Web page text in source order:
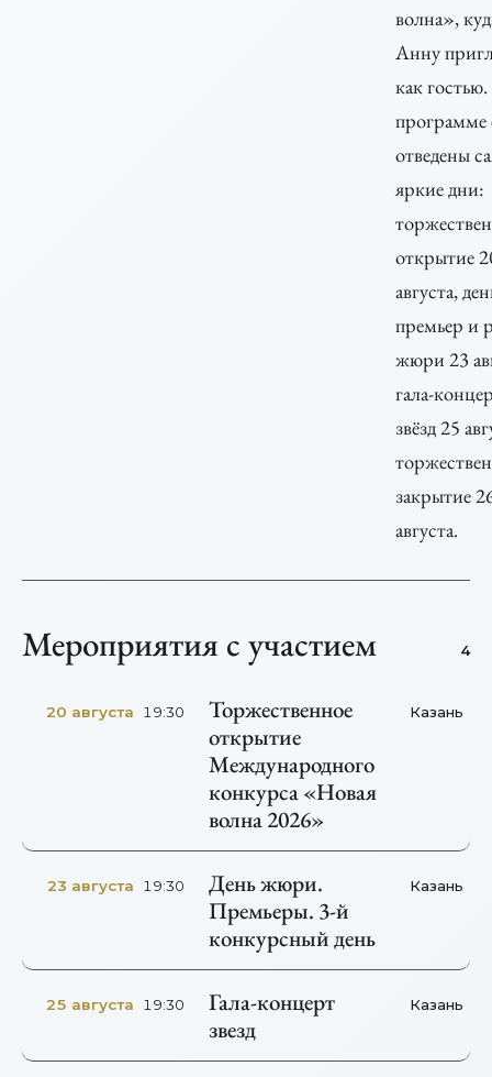
волна»,
Анну
как
программе
отведены
яркие дни:
открытие
августа,
премьер и
жюри 23
гала-
звёзд 25
закрытие
августа.
Мероприятия с участием 4
20 августа 19:30
Торжественное
открытие
Международного
конкурса «Новая
волна 2026»
Казань
23 августа 19:30
День жюри.
Премьеры. 3-й
конкурсный день
Казань
25 августа 19:30
Гала-концерт
звезд
Казань